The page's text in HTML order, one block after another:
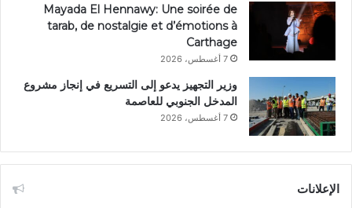
Mayada El Hennawy: Une soirée de
tarab, de nostalgie et d’émotions à
Carthage
7 أغسطس، 2026
وزير التجهيز يدعو إلى التسريع في إنجاز مشروع
المدخل الجنوبي للعاصمة
7 أغسطس، 2026
الإعلانات